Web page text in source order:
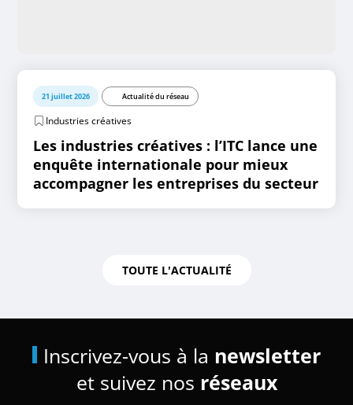
21 juillet 2026 Actualité du réseau
Industries créatives
Les industries créatives : l’ITC lance une
enquête internationale pour mieux
accompagner les entreprises du secteur
TOUTE L'ACTUALITÉ
Inscrivez-vous à la newsletter
et suivez nos réseaux